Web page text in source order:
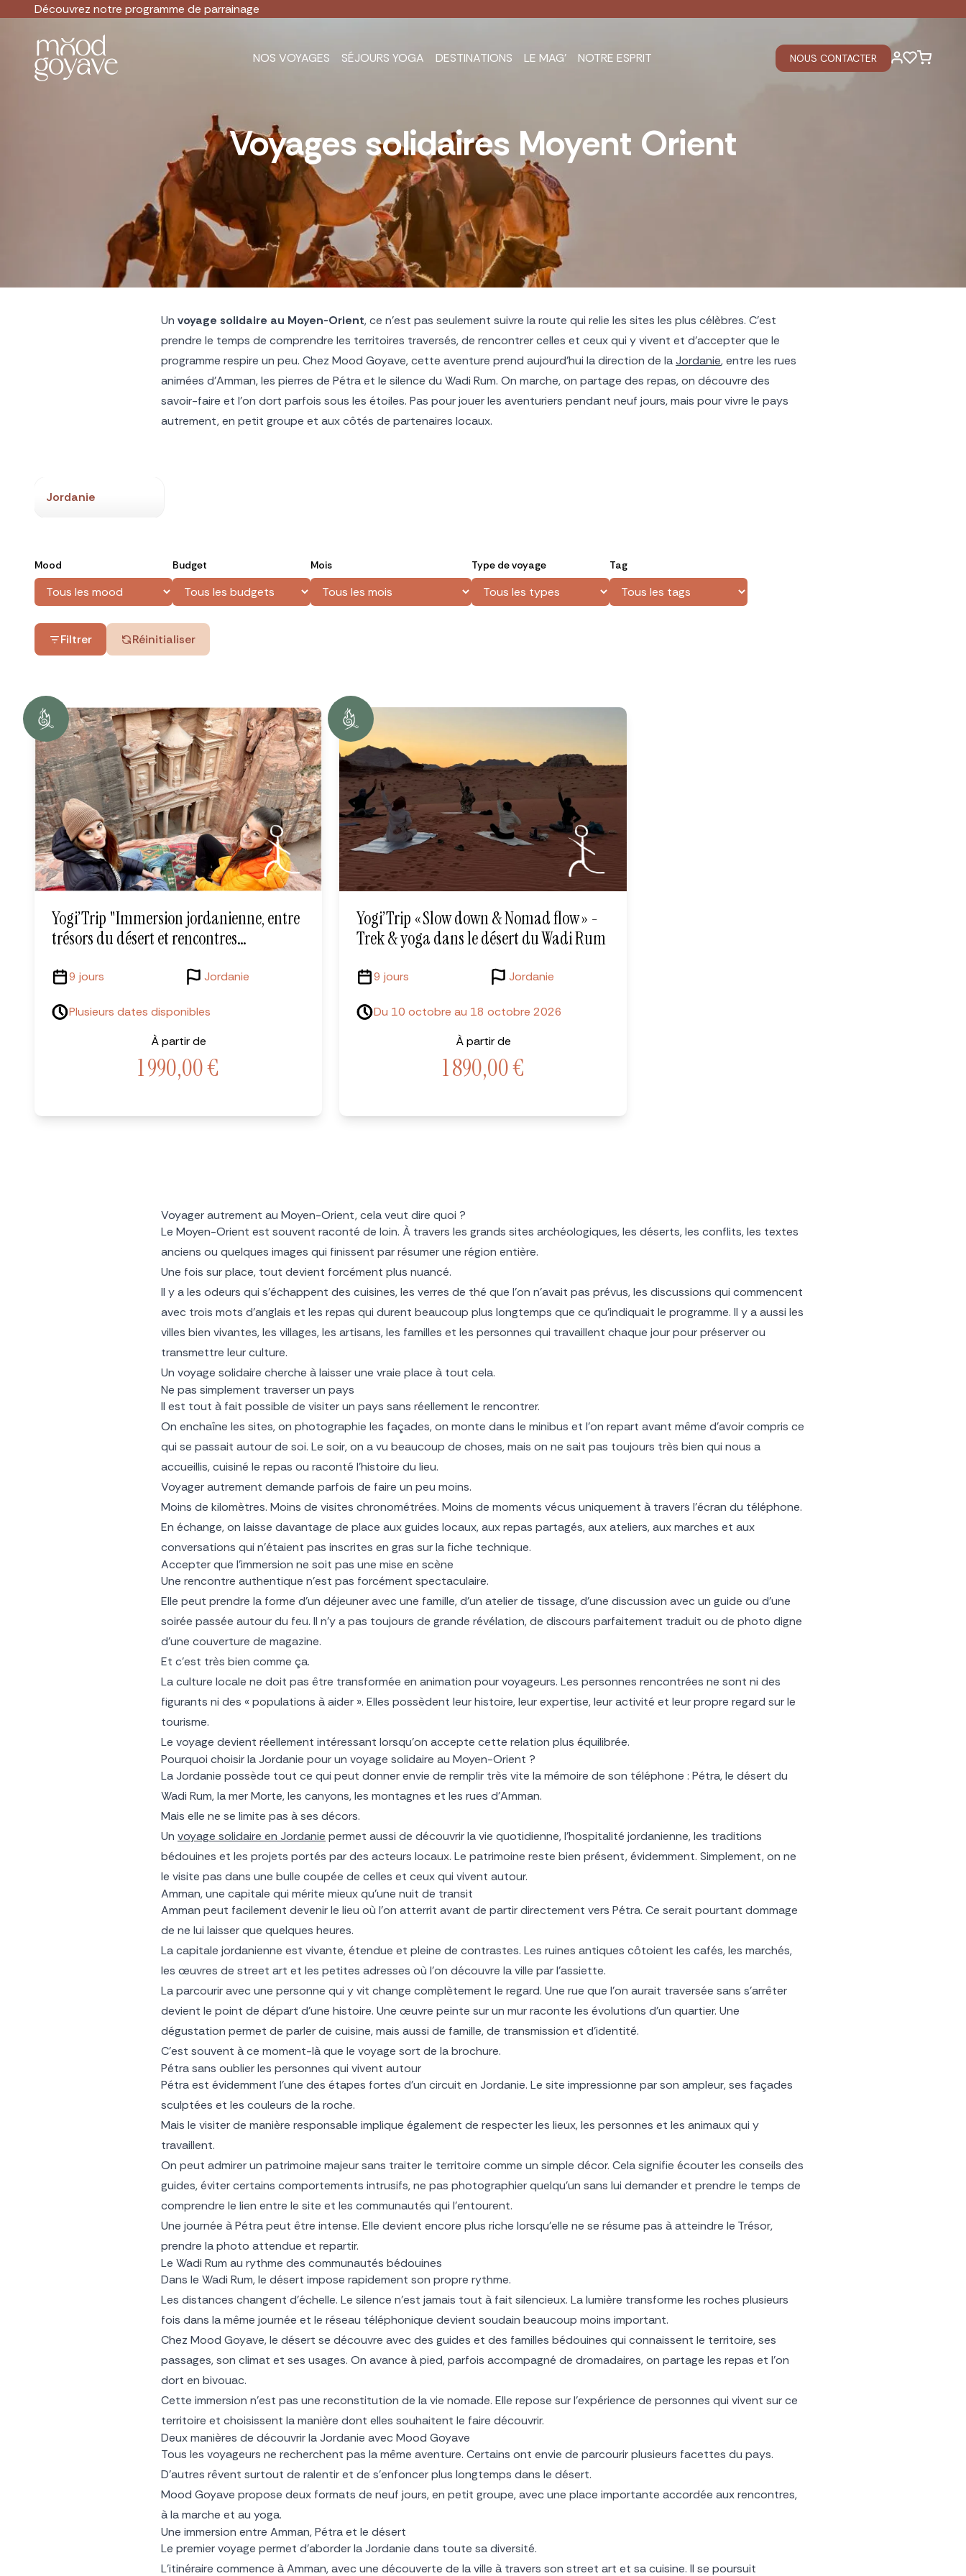
Découvrez notre programme de parrainage
NOS VOYAGES SÉJOURS YOGA DESTINATIONS LE MAG’ NOTRE ESPRIT NOUS CONTACTER
Voyages solidaires Moyent Orient
Un voyage solidaire au Moyen-Orient, ce n’est pas seulement suivre la route qui relie les sites les plus célèbres. C’est
prendre le temps de comprendre les territoires traversés, de rencontrer celles et ceux qui y vivent et d’accepter que le
programme respire un peu. Chez Mood Goyave, cette aventure prend aujourd’hui la direction de laJordanie, entre les rues
animées d’Amman, les pierres de Pétra et le silence du Wadi Rum. On marche, on partage des repas, on découvre des
savoir-faire et l’on dort parfois sous les étoiles. Pas pour jouer les aventuriers pendant neuf jours, mais pour vivre le pays
autrement, en petit groupe et aux côtés de partenaires locaux.
Jordanie
Mood Budget Mois Type de voyage Tag
Filtrer Réinitialiser
Yogi’Trip "Immersion jordanienne, entre
trésors du désert et rencontres
9 jours Jordanie
Plusieurs dates disponibles
À partir de
1 990,00€
Yogi’Trip « Slow down & Nomad flow » -
Trek & yoga dans le désert du Wadi Rum
9 jours Jordanie
Du 10 octobre au 18 octobre 2026
À partir de
1 890,00€
Voyager autrement au Moyen-Orient, cela veut dire quoi ?
Le Moyen-Orient est souvent raconté de loin. À travers les grands sites archéologiques, les déserts, les conflits, les textes
anciens ou quelques images qui finissent par résumer une région entière.
Une fois sur place, tout devient forcément plus nuancé.
Il y a les odeurs qui s’échappent des cuisines, les verres de thé que l’on n’avait pas prévus, les discussions qui commencent
avec trois mots d’anglais et les repas qui durent beaucoup plus longtemps que ce qu’indiquait le programme. Il y a aussi les
villes bien vivantes, les villages, les artisans, les familles et les personnes qui travaillent chaque jour pour préserver ou
transmettre leur culture.
Un voyage solidaire cherche à laisser une vraie place à tout cela.
Ne pas simplement traverser un pays
Il est tout à fait possible de visiter un pays sans réellement le rencontrer.
On enchaîne les sites, on photographie les façades, on monte dans le minibus et l’on repart avant même d’avoir compris ce
qui se passait autour de soi. Le soir, on a vu beaucoup de choses, mais on ne sait pas toujours très bien qui nous a
accueillis, cuisiné le repas ou raconté l’histoire du lieu.
Voyager autrement demande parfois de faire un peu moins.
Moins de kilomètres. Moins de visites chronométrées. Moins de moments vécus uniquement à travers l’écran du téléphone.
En échange, on laisse davantage de place aux guides locaux, aux repas partagés, aux ateliers, aux marches et aux
conversations qui n’étaient pas inscrites en gras sur la fiche technique.
Accepter que l’immersion ne soit pas une mise en scène
Une rencontre authentique n’est pas forcément spectaculaire.
Elle peut prendre la forme d’un déjeuner avec une famille, d’un atelier de tissage, d’une discussion avec un guide ou d’une
soirée passée autour du feu. Il n’y a pas toujours de grande révélation, de discours parfaitement traduit ou de photo digne
d’une couverture de magazine.
Et c’est très bien comme ça.
La culture locale ne doit pas être transformée en animation pour voyageurs. Les personnes rencontrées ne sont ni des
figurants ni des « populations à aider ». Elles possèdent leur histoire, leur expertise, leur activité et leur propre regard sur le
tourisme.
Le voyage devient réellement intéressant lorsqu’on accepte cette relation plus équilibrée.
Pourquoi choisir la Jordanie pour un voyage solidaire au Moyen-Orient ?
La Jordanie possède tout ce qui peut donner envie de remplir très vite la mémoire de son téléphone : Pétra, le désert du
Wadi Rum, la mer Morte, les canyons, les montagnes et les rues d’Amman.
Mais elle ne se limite pas à ses décors.
Un voyage solidaire en Jordanie permet aussi de découvrir la vie quotidienne, l’hospitalité jordanienne, les traditions
bédouines et les projets portés par des acteurs locaux. Le patrimoine reste bien présent, évidemment. Simplement, on ne
le visite pas dans une bulle coupée de celles et ceux qui vivent autour.
Amman, une capitale qui mérite mieux qu’une nuit de transit
Amman peut facilement devenir le lieu où l’on atterrit avant de partir directement vers Pétra. Ce serait pourtant dommage
de ne lui laisser que quelques heures.
La capitale jordanienne est vivante, étendue et pleine de contrastes. Les ruines antiques côtoient les cafés, les marchés,
les œuvres de street art et les petites adresses où l’on découvre la ville par l’assiette.
La parcourir avec une personne qui y vit change complètement le regard. Une rue que l’on aurait traversée sans s’arrêter
devient le point de départ d’une histoire. Une œuvre peinte sur un mur raconte les évolutions d’un quartier. Une
dégustation permet de parler de cuisine, mais aussi de famille, de transmission et d’identité.
C’est souvent à ce moment-là que le voyage sort de la brochure.
Pétra sans oublier les personnes qui vivent autour
Pétra est évidemment l’une des étapes fortes d’un circuit en Jordanie. Le site impressionne par son ampleur, ses façades
sculptées et les couleurs de la roche.
Mais le visiter de manière responsable implique également de respecter les lieux, les personnes et les animaux qui y
travaillent.
On peut admirer un patrimoine majeur sans traiter le territoire comme un simple décor. Cela signifie écouter les conseils des
guides, éviter certains comportements intrusifs, ne pas photographier quelqu’un sans lui demander et prendre le temps de
comprendre le lien entre le site et les communautés qui l’entourent.
Une journée à Pétra peut être intense. Elle devient encore plus riche lorsqu’elle ne se résume pas à atteindre le Trésor,
prendre la photo attendue et repartir.
Le Wadi Rum au rythme des communautés bédouines
Dans le Wadi Rum, le désert impose rapidement son propre rythme.
Les distances changent d’échelle. Le silence n’est jamais tout à fait silencieux. La lumière transforme les roches plusieurs
fois dans la même journée et le réseau téléphonique devient soudain beaucoup moins important.
Chez Mood Goyave, le désert se découvre avec des guides et des familles bédouines qui connaissent le territoire, ses
passages, son climat et ses usages. On avance à pied, parfois accompagné de dromadaires, on partage les repas et l’on
dort en bivouac.
Cette immersion n’est pas une reconstitution de la vie nomade. Elle repose sur l’expérience de personnes qui vivent sur ce
territoire et choisissent la manière dont elles souhaitent le faire découvrir.
Deux manières de découvrir la Jordanie avec Mood Goyave
Tous les voyageurs ne recherchent pas la même aventure. Certains ont envie de parcourir plusieurs facettes du pays.
D’autres rêvent surtout de ralentir et de s’enfoncer plus longtemps dans le désert.
Mood Goyave propose deux formats de neuf jours, en petit groupe, avec une place importante accordée aux rencontres,
à la marche et au yoga.
Une immersion entre Amman, Pétra et le désert
Le premier voyage permet d’aborder la Jordanie dans toute sa diversité.
L’itinéraire commence à Amman, avec une découverte de la ville à travers son street art et sa cuisine. Il se poursuit